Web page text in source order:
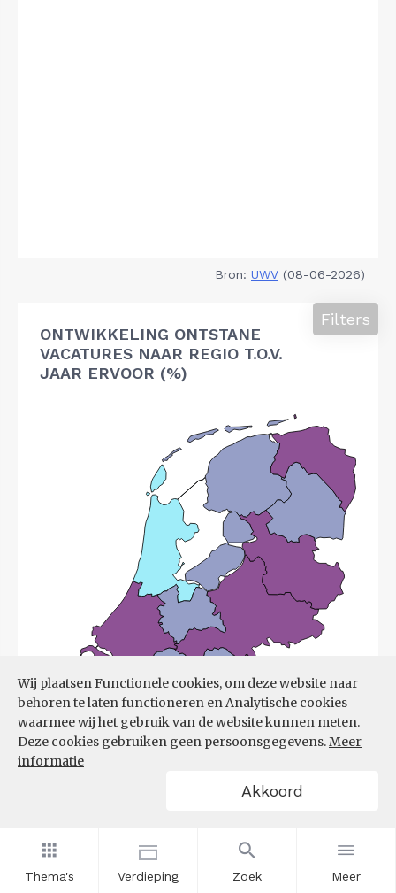
Thema's Verdieping Zoek Meer
Wij plaatsen Functionele cookies, om deze website naar
behoren te laten functioneren en Analytische cookies
waarmee wij het gebruik van de website kunnen meten.
Deze cookies gebruiken geen persoonsgegevens.Meer
informatie
Akkoord
Bron: UWV (08-06-2026)
ONTWIKKELING ONTSTANE
VACATURES NAAR REGIO T.O.V.
JAAR ERVOOR (%)
Filters
Bron:
Filters